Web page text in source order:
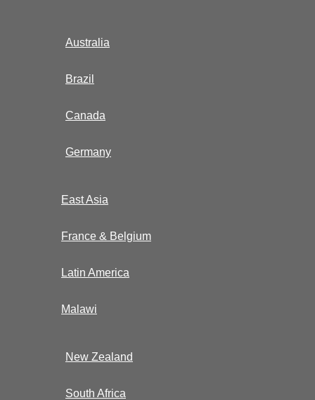
Australia
Brazil
Canada
Germany
East Asia
France & Belgium
Latin America
Malawi
New Zealand
South Africa